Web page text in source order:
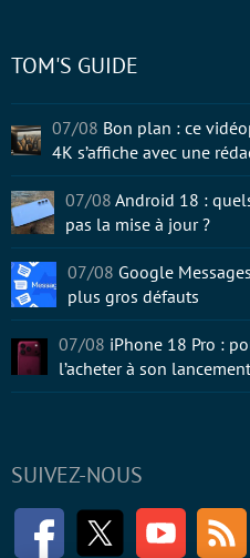
SUIVEZ-NOUS
FacebookTwitter Youtube
TOM'S GUIDE
07/08 Bon plan : ce
4K s’affiche avec une
07/08 Android 18 :
pas la mise à jour ?
07/08 Google
plus gros défauts
07/08 iPhone 18 Pro :
l’acheter à son